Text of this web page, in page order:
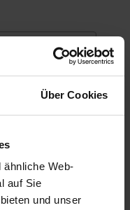
Über Cookies
Web-
auf Sie
und unser